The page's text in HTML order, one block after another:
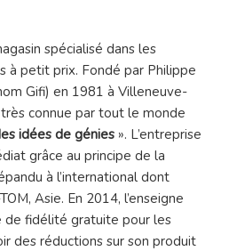
spécialisé dans les
à petit prix. Fondé par Philippe
Gifi) en 1981 à Villeneuve-
connue par tout le monde
idées de génies ». L’entreprise
grâce au principe de la
à l’international dont
Asie. En 2014, l’enseigne
de fidélité gratuite pour les
des réductions sur son produit